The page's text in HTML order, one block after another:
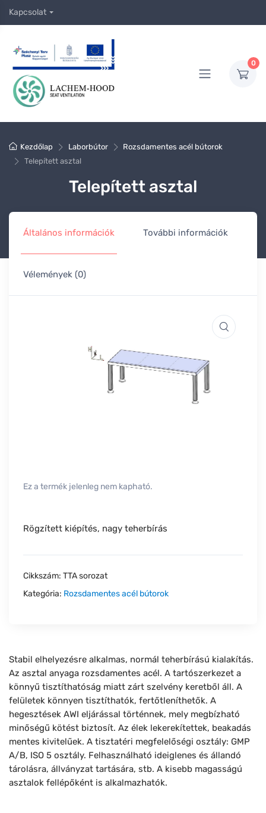
Kapcsolat
0
Kezdőlap Laborbútor
Rozsdamentes acél bútorok
Telepített asztal
Telepített asztal
Általános információk További információk
Vélemények (0)
Ez a termék jelenleg nem kapható.
Rögzített kiépítés, nagy teherbírás
Cikkszám: TTA sorozat
Kategória: Rozsdamentes acél bútorok
Stabil elhelyezésre alkalmas, normál teherbírású kialakítás.
Az asztal anyaga rozsdamentes acél. A tartószerkezet a
könnyű tisztíthatóság miatt zárt szelvény keretből áll. A
felületek könnyen tisztíthatók, fertőtleníthetők. A
hegesztések AWI eljárással történnek, mely megbízható
minőségű kötést biztosít. Az élek lekerekítettek, beakadás
mentes kivitelűek. A tisztatéri megfelelőségi osztály: GMP
A/B, ISO 5 osztály. Felhasználható ideiglenes és állandó
tárolásra, állványzat tartására, stb. A kisebb magasságú
asztalok fellépőként is alkalmazhatók.